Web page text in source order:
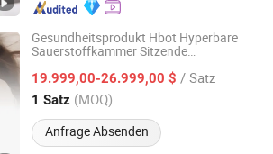
Gesundheitsprodukt Hbot Hyperbare
Sauerstoffkammer Sitzende
Garantie
19.999,00-26.999,00 $ / Satz
1 Satz (MOQ)
Anfrage Absenden
Biotechnology Co., Ltd.
Seit 2025